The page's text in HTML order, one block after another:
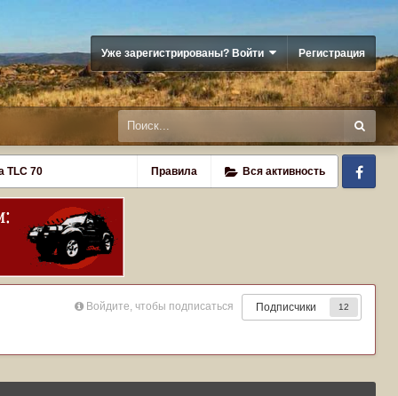
Уже зарегистрированы? Войти Регистрация
Правила Вся активность
TLC 70
Войдите, чтобы подписаться Подписчики 12